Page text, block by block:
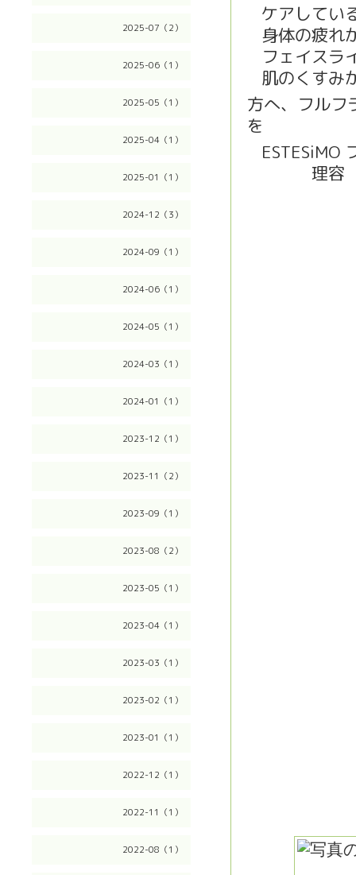
2025-07（2）
2025-06（1）
2025-05（1）
2025-04（1）
2025-01（1）
2024-12（3）
2024-09（1）
2024-06（1）
2024-05（1）
2024-03（1）
2024-01（1）
2023-12（1）
2023-11（2）
2023-09（1）
2023-08（2）
2023-05（1）
2023-04（1）
2023-03（1）
2023-02（1）
2023-01（1）
2022-12（1）
2022-11（1）
2022-08（1）
ケアしてい
身体の疲れ
フェイスラ
肌のくすみ
方へ、フルフ
を
ESTESiMO
理容